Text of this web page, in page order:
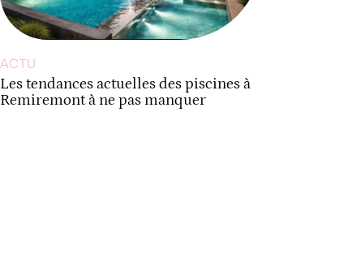
ACTU
Les tendances actuelles des piscines à
Remiremont à ne pas manquer